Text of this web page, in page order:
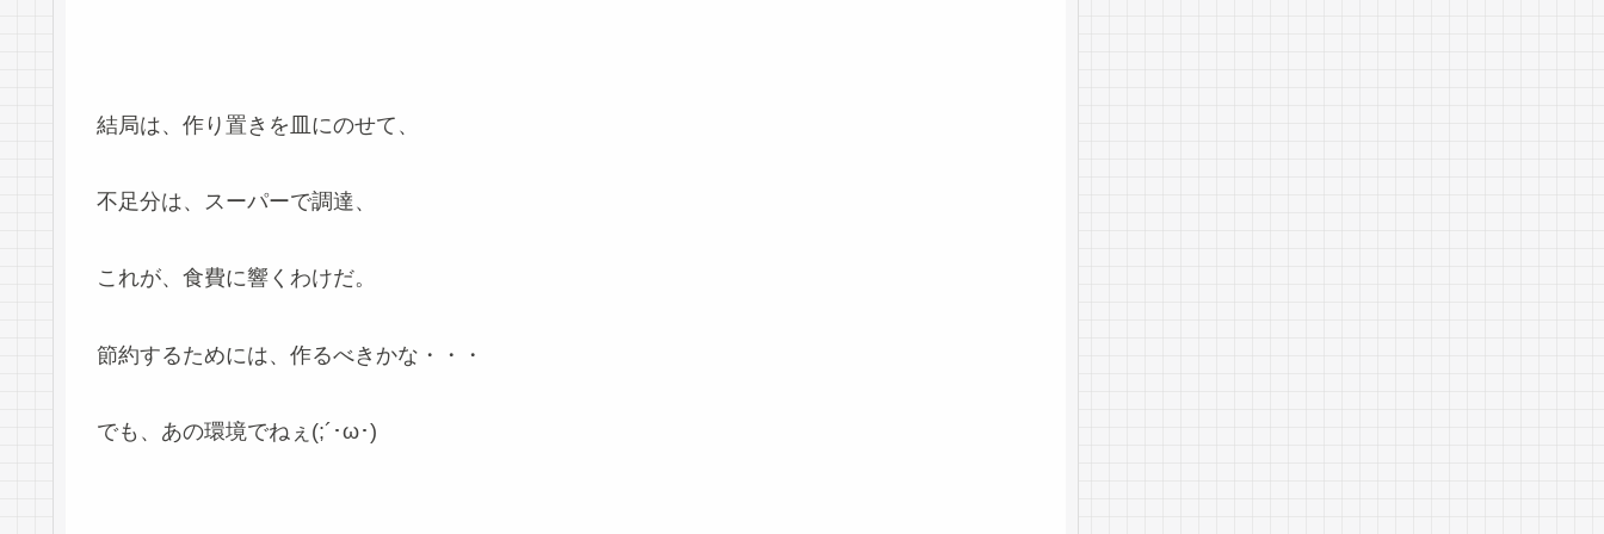
結局は、作り置きを皿にのせて、
不足分は、スーパーで調達、
これが、食費に響くわけだ。
節約するためには、作るべきかな・・・
でも、あの環境でねぇ(;´･ω･)